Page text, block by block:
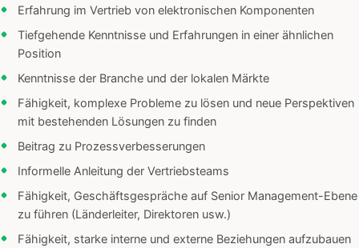
Erfahrung im Vertrieb von elektronischen Komponenten
Tiefgehende Kenntnisse und Erfahrungen in einer ähnlichen
Position
Kenntnisse der Branche und der lokalen Märkte
Fähigkeit, komplexe Probleme zu lösen und neue Perspektiven
mit bestehenden Lösungen zu finden
Beitrag zu Prozessverbesserungen
Informelle Anleitung der Vertriebsteams
Fähigkeit, Geschäftsgespräche auf Senior Management-Ebene
zu führen (Länderleiter, Direktoren usw.)
Fähigkeit, starke interne und externe Beziehungen aufzubauen